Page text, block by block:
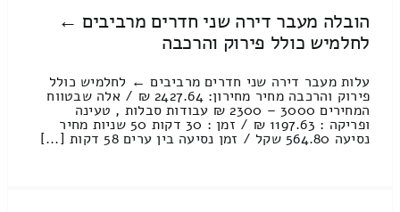
הובלה מעבר דירה שני חדרים מרביבים ←
לחלמיש כולל פירוק והרכבה
עלות מעבר דירה שני חדרים מרביבים ← לחלמיש כולל
פירוק והרכבה מחיר מחירון: 2427.64 ₪ / אלה שבטווח
המחירים 3000 – 2300 ₪ עבודות סבלות , טעינה
ופריקה : 1197.63 ₪ / זמן : 30 דקות 50 שניות מחיר
נסיעה 564.80 שקל / זמן נסיעה בין ערים 58 דקות [...]